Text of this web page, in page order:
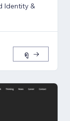
Identity &
ดู